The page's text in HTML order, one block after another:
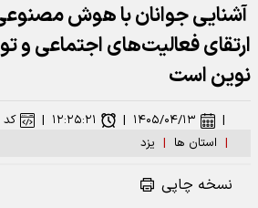
آشنایی جوانان با هوش
ارتقای فعالیت‌های اجتماعی و
نوین است
| استان ها | یزد
| ۱۴۰۵/۰۴/۱۳ | ۱۲:۲۵:۲۱ | کد
نسخه چاپی